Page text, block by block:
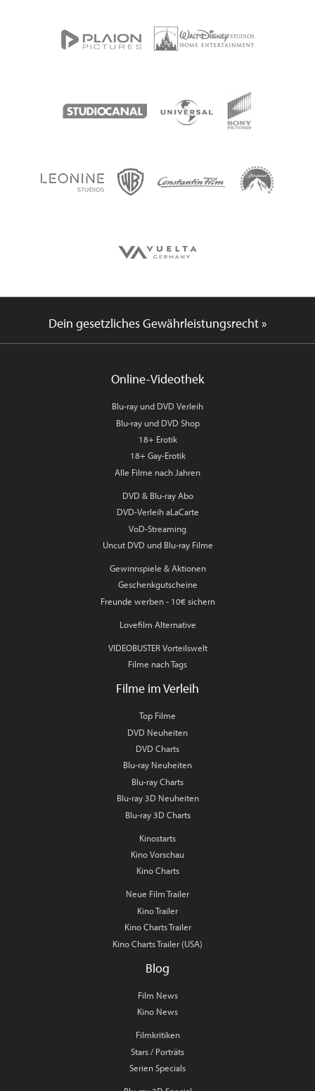
Dein gesetzliches Gewährleistungsrecht »
Online-Videothek
Blu-ray und DVD Verleih
Blu-ray und DVD Shop
18+ Erotik
18+ Gay-Erotik
Alle Filme nach Jahren
DVD & Blu-ray Abo
DVD-Verleih aLaCarte
VoD-Streaming
Uncut DVD und Blu-ray Filme
Gewinnspiele & Aktionen
Geschenkgutscheine
Freunde werben - 10€ sichern
Lovefilm Alternative
VIDEOBUSTER Vorteilswelt
Filme nach Tags
Filme im Verleih
Top Filme
DVD Neuheiten
DVD Charts
Blu-ray Neuheiten
Blu-ray Charts
Blu-ray 3D Neuheiten
Blu-ray 3D Charts
Kinostarts
Kino Vorschau
Kino Charts
Neue Film Trailer
Kino Trailer
Kino Charts Trailer
Kino Charts Trailer (USA)
Blog
Film News
Kino News
Filmkritiken
Stars / Porträts
Serien Specials